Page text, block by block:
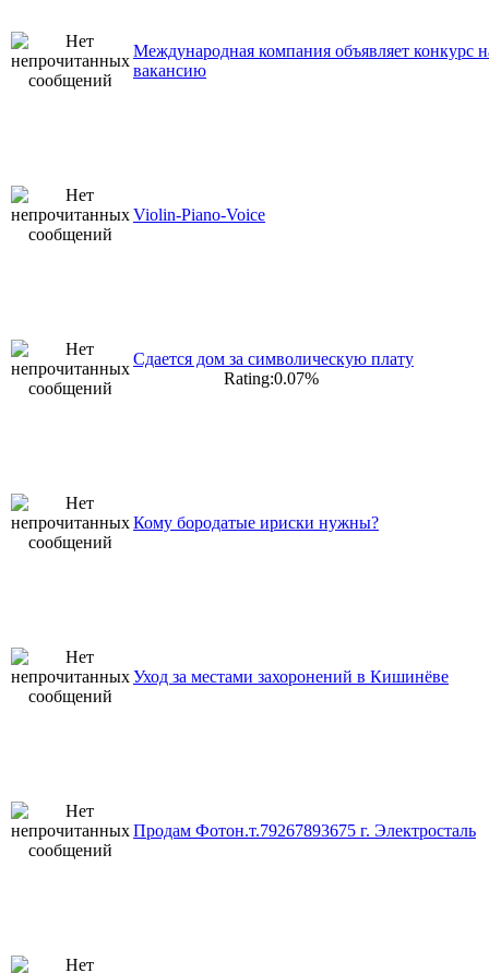
Международная компания объявляет конкурс
вакансию
Violin-Piano-Voice
Сдается дом за символическую плату
Rating:0.07%
Кому бородатые ириски нужны?
Уход за местами захоронений в Кишинёве
Продам Фотон.т.79267893675 г. Электросталь